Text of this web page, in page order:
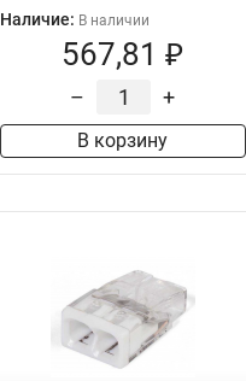
Наличие: В наличии
567,81 ₽
– +
В корзину